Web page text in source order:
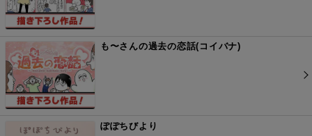
も〜さんの過去の恋話(コイバナ)
ぽぽちびより